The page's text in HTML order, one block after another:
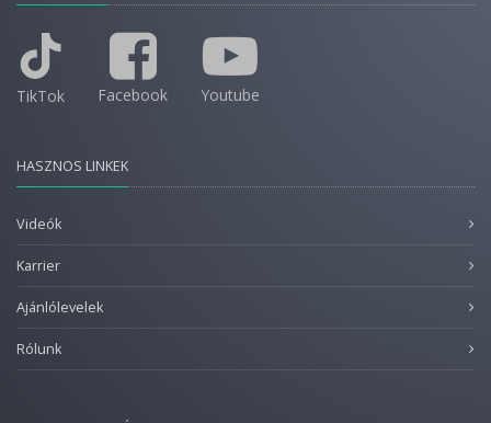
TikTok Facebook Youtube
HASZNOS LINKEK
Videók
Karrier
Ajánlólevelek
Rólunk